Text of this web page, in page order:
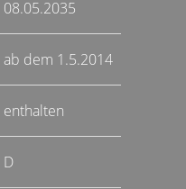
08.05.2035
ab dem 1.5.2014
enthalten
D